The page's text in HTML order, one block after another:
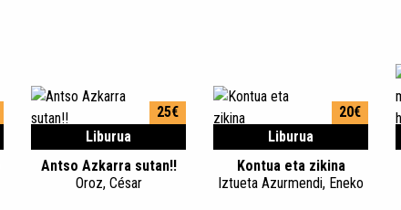
Liburua
25€
Antso Azkarra sutan!!
Oroz, César
Liburua
20€
Kontua eta zikina
Iztueta Azurmendi, Eneko